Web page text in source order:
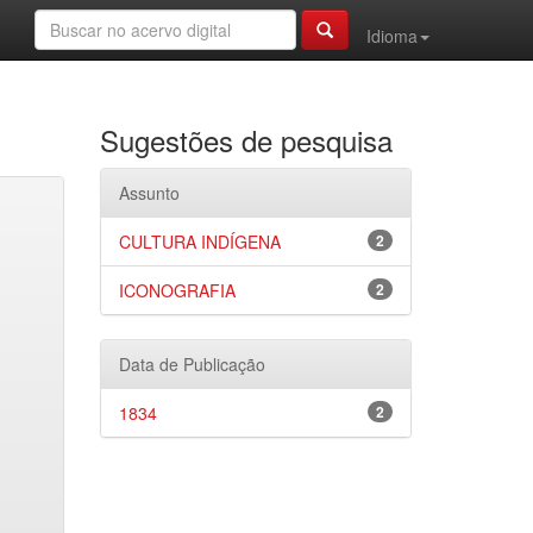
Idioma
Sugestões de pesquisa
Assunto
2
CULTURA INDÍGENA
2
ICONOGRAFIA
Data de Publicação
2
1834